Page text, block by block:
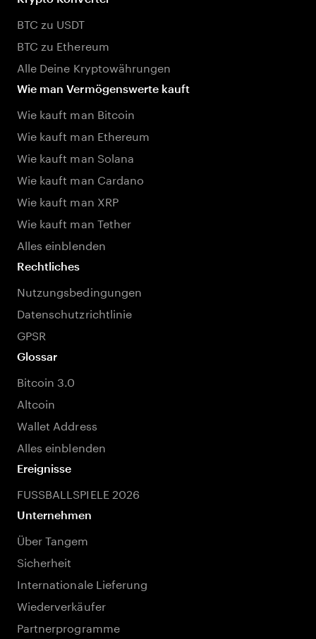
BTC zu USDT
BTC zu Ethereum
Alle Deine Kryptowährungen
Wie man Vermögenswerte kauft
Wie kauft man Bitcoin
Wie kauft man Ethereum
Wie kauft man Solana
Wie kauft man Cardano
Wie kauft man XRP
Wie kauft man Tether
Alles einblenden
Rechtliches
Nutzungsbedingungen
Datenschutzrichtlinie
GPSR
Glossar
Bitcoin 3.0
Altcoin
Wallet Address
Alles einblenden
Ereignisse
FUSSBALLSPIELE 2026
Unternehmen
Über Tangem
Sicherheit
Internationale Lieferung
Wiederverkäufer
Partnerprogramme